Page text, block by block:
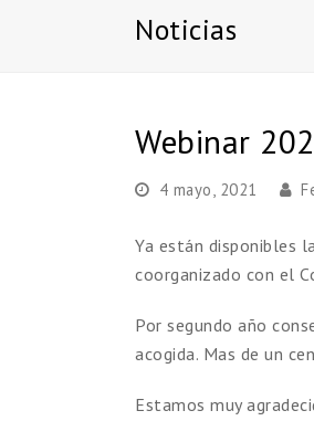
Noticias
Webinar
4 mayo, 2021
Ya están disponibles
coorganizado con el
Por segundo año
acogida. Mas de un
Estamos muy